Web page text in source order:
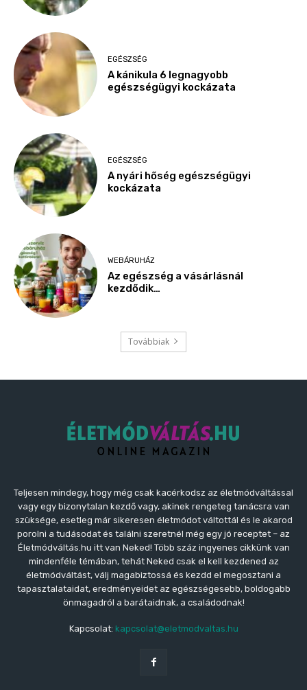
Teljesen mindegy, hogy még csak kacérkodsz az életmódváltással
vagy egy bizonytalan kezdő vagy, akinek rengeteg tanácsra van
szüksége, esetleg már sikeresen életmódot váltottál és le akarod
porolni a tudásodat és találni szeretnél még egy jó receptet – az
Életmódváltás.hu itt van Neked! Több száz ingyenes cikkünk van
mindenféle témában, tehát Neked csak el kell kezdened az
életmódváltást, válj magabiztossá és kezdd el megosztani a
tapasztalataidat, eredményeidet az egészségesebb, boldogabb
önmagadról a barátaidnak, a családodnak!
Kapcsolat: kapcsolat@eletmodvaltas.hu